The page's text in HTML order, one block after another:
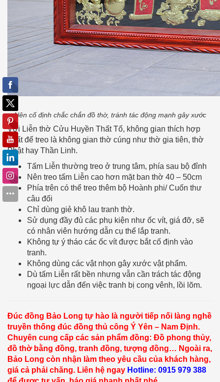
Nên cố định chắc chắn đồ thờ, tránh tác động mạnh gây xước
Với Liễn thờ Cửu Huyền Thất Tổ, không gian thích hợp
nhất để treo là không gian thờ cúng như thờ gia tiên, thờ
Phật hay Thần Linh.
Tấm Liễn thường treo ở trung tâm, phía sau bộ đỉnh
Nên treo tấm Liễn cao hơn mặt ban thờ 40 – 50cm
Phía trên có thể treo thêm bộ Hoành phi/ Cuốn thư
câu đối
Chỉ dùng giẻ khô lau tranh thờ.
Sử dụng đầy đủ các phụ kiện như ốc vít, giá đỡ, sẽ
có nhân viên hướng dẫn cụ thể lắp tranh.
Không tự ý tháo các ốc vít được bắt cố định vào
tranh.
Không dùng các vật nhọn gây xước vật phẩm.
Dù tấm Liễn rất bền nhưng vẫn cần trách tác động
ngoại lực dẫn đến việc tranh bị cong vênh, lồi lõm.
Đúc đồng Bảo Long tự hào là người tiếp nối làng nghề
truyền thống đúc đồng thủ công Ý Yên – Nam Định.
Chuyên cung cấp các sản phẩm đồng: Đồ phong thủy,
đồ thờ bằng đồng, tranh đồng, tượng đồng… Ngoài ra,
Bảo Long còn nhận làm theo yêu cầu của khách hàng,
giá cả phải chăng. Liên hệ ngay Hotline: 0915 979 388